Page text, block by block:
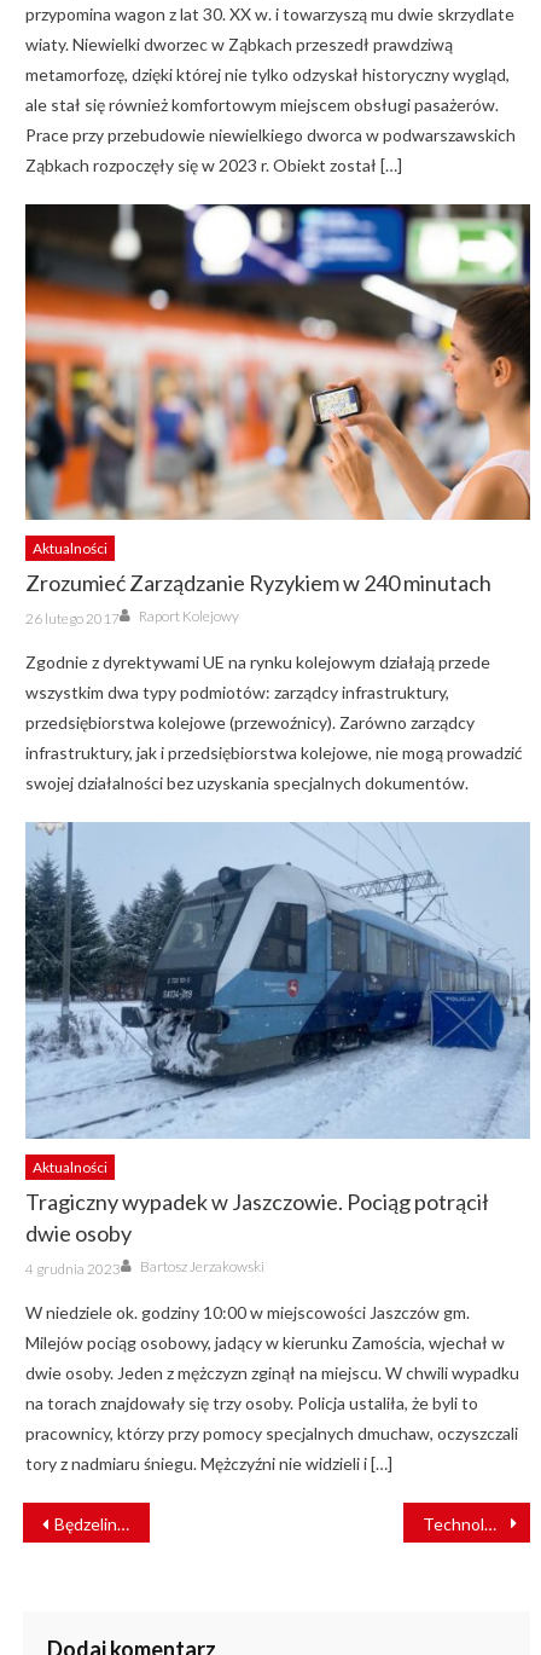
przypomina wagon z lat 30. XX w. i towarzyszą mu dwie skrzydlate
wiaty. Niewielki dworzec w Ząbkach przeszedł prawdziwą
metamorfozę, dzięki której nie tylko odzyskał historyczny wygląd,
ale stał się również komfortowym miejscem obsługi pasażerów.
Prace przy przebudowie niewielkiego dworca w podwarszawskich
Ząbkach rozpoczęły się w 2023 r. Obiekt został […]
Aktualności
Zrozumieć Zarządzanie Ryzykiem w 240 minutach
Posted
on
26 lutego 2017 Author
Raport Kolejowy
Zgodnie z dyrektywami UE na rynku kolejowym działają przede
wszystkim dwa typy podmiotów: zarządcy infrastruktury,
przedsiębiorstwa kolejowe (przewoźnicy). Zarówno zarządcy
infrastruktury, jak i przedsiębiorstwa kolejowe, nie mogą prowadzić
swojej działalności bez uzyskania specjalnych dokumentów.
Aktualności
Tragiczny wypadek w Jaszczowie. Pociąg potrącił
dwie osoby
Posted
on
4 grudnia 2023 Author
Bartosz Jerzakowski
W niedziele ok. godziny 10:00 w miejscowości Jaszczów gm.
Milejów pociąg osobowy, jadący w kierunku Zamościa, wjechał w
dwie osoby. Jeden z mężczyzn zginął na miejscu. W chwili wypadku
na torach znajdowały się trzy osoby. Policja ustaliła, że byli to
pracownicy, którzy przy pomocy specjalnych dmuchaw, oczyszczali
tory z nadmiaru śniegu. Mężczyźni nie widzieli i […]
NAWIGACJA
WPISU
Będzelin. Maszynista zgłosił brak szyny – ubytek miał 112 centymetrów Technologia ART In Energy zabezpiecza tysiące linii kolejowych
Dodaj komentarz